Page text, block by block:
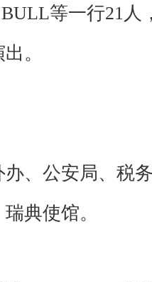
等一行21人
。
、公安局、税
典使馆。